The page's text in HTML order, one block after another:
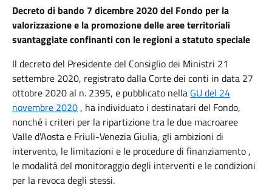
Decreto di bando 7 dicembre 2020 del Fondo per la
valorizzazione e la promozione delle aree territoriali
svantaggiate confinanti con le regioni a statuto speciale
Il decreto del Presidente del Consiglio dei Ministri 21
settembre 2020, registrato dalla Corte dei conti in data 27
ottobre 2020 al n. 2395, e pubblicato nella GU del 24
novembre 2020, ha individuato i destinatari del Fondo,
nonché i criteri per la ripartizione tra le due macroaree
Valle d'Aosta e Friuli-Venezia Giulia, gli ambizioni di
intervento, le limitazioni e le procedure di finanziamento ,
le modalità del monitoraggio degli interventi e le condizioni
per la revoca degli stessi.